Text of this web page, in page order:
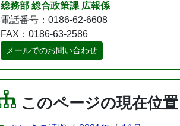
総務部 総合政策課 広報係
電話番号：0186-62-6608
FAX：0186-63-2586
メールでのお問い合わせ
このページの現在位置